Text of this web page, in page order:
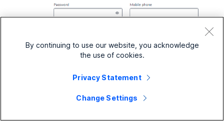
Агентите могат да търсят директорията Webex
директно от конектора, за да намерят и се обадят
By continuing to use our website, you acknowledge
the use of cookies.
Privacy Statement
Change Settings